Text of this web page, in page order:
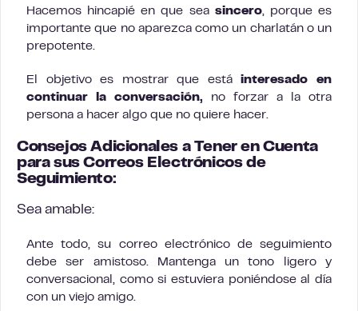
Hacemos hincapié en que sea sincero, porque es
importante que no aparezca como un charlatán o un
prepotente.
El objetivo es mostrar que estáinteresado en
continuar la conversación, no forzar a la otra
persona a hacer algo que no quiere hacer.
Consejos Adicionales a Tener en Cuenta
para sus Correos Electrónicos de
Seguimiento:
Sea amable:
Ante todo, su correo electrónico de seguimiento
debe ser amistoso. Mantenga un tono ligero y
conversacional, como si estuviera poniéndose al día
con un viejo amigo.